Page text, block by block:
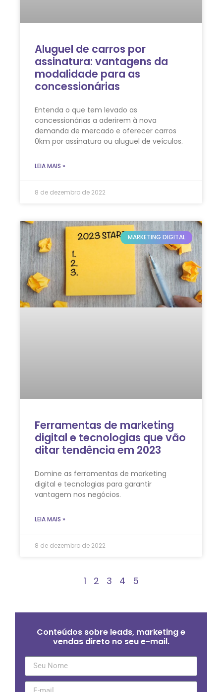
Aluguel de carros por
assinatura: vantagens da
modalidade para as
concessionárias
Entenda o que tem levado as
concessionárias a aderirem à nova
demanda de mercado e oferecer carros
0km por assinatura ou aluguel de veículos.
LEIA MAIS »
8 de dezembro de 2022
MARKETING DIGITAL
Ferramentas de marketing
digital e tecnologias que vão
ditar tendência em 2023
Domine as ferramentas de marketing
digital e tecnologias para garantir
vantagem nos negócios.
LEIA MAIS »
8 de dezembro de 2022
1 2 3 4 5
Conteúdos sobre leads, marketing e
vendas direto no seu e-mail.